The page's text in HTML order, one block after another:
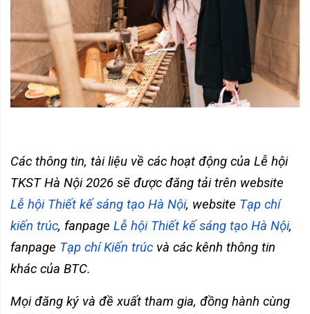
Các thông tin, tài liệu về các hoạt động của Lễ hội
TKST Hà Nội 2026 sẽ được đăng tải trên website
Lễ hội Thiết kế sáng tạo Hà Nội, website Tạp chí
kiến trúc, fanpage Lễ hội Thiết kế sáng tạo Hà Nội,
fanpage Tạp chí Kiến trúc và các kênh thông tin
khác của BTC.
Mọi đăng ký và đề xuất tham gia, đồng hành cùng